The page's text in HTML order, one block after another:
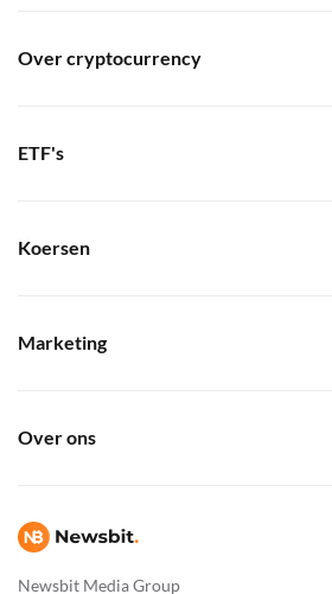
Newsbit Media Group
Over cryptocurrency
ETF's
Koersen
Marketing
Over ons